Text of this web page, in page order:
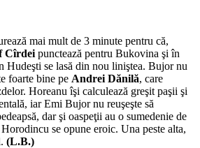
mai mult de 3 minute pentru că,
Cîrdei punctează pentru Bukovina şi în
Hudeşti se lasă din nou liniştea. Bujor nu
foarte bine pe Andrei Dănilă, care
Horeanu îşi calculează greşit paşii şi
iar Emi Bujor nu reuşeşte să
dar şi oaspeţii au o sumedenie de
se opune eroic. Una peste alta,
(L.B.)